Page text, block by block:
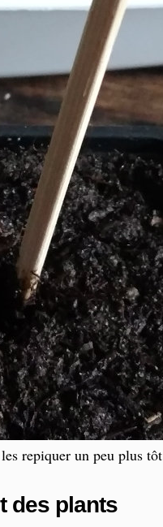
repiquer un peu plus tôt
des plants